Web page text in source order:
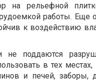
на рельефной
работы. Еще
к воздействию
не поддаются
в тех местах,
и печей, заборы,